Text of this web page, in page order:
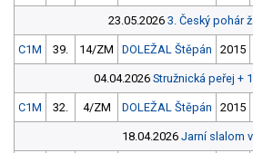
23.05.2026 3. Český pohár
C1M 39. 14/ZM DOLEŽAL Štěpán 2015
04.04.2026 Stružnická peřej +
C1M 32. 4/ZM DOLEŽAL Štěpán 2015
18.04.2026 Jarní slalom